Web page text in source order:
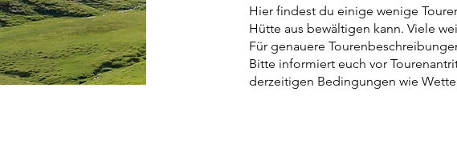
Hier findest du einige wenige
Hütte aus bewältigen kann. Viele
Für genauere
Bitte informiert euch vor
derzeitigen Bedingungen wie